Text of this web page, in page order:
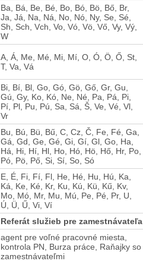
Ba, Bá, Be, Bé, Bo, Bó, Bö, Bő, Br,
Ja, Já, Na, Ná, No, Nó, Ny, Se, Sé,
Sh, Sch, Vch, Vo, Vó, Vö, Vő, Vy, Vý,
W
A, Á, Me, Mé, Mi, Mí, O, Ó, Ö, Ő, St,
T, Va, Vá
Bi, Bí, Bl, Go, Gó, Gö, Gő, Gr, Gu,
Gú, Gy, Ko, Kó, Ne, Né, Pa, Pá, Pi,
Pí, Pl, Pu, Pú, Sa, Sá, Š, Ve, Vé, Vl,
Vr
Bu, Bú, Bü, Bű, C, Cz, Č, Fe, Fé, Ga,
Gá, Gd, Ge, Gé, Gi, Gí, Gl, Go, Ha,
Há, Hi, Hí, Hl, Ho, Hó, Hö, Hő, Hr, Po,
Pó, Pö, Pő, Si, Sí, So, Só
E, É, Fi, Fí, Fl, He, Hé, Hu, Hú, Ka,
Ká, Ke, Ké, Kr, Ku, Kú, Kü, Kű, Kv,
Mo, Mó, Mr, Mu, Mú, Pe, Pé, Pr, U,
Ú, Ü, Ű, Vi, Ví
Referát služieb pre zamestnávateľa
agent pre voľné pracovné miesta,
kontrola PN, Burza práce, Raňajky so
zamestnávateľmi